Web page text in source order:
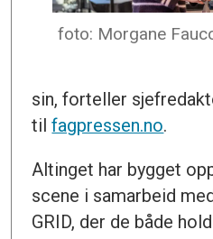
foto: Morgane
sin, forteller
tilfagpressen.no.
Altinget har bygget
scene i samarbeid
GRID, der de både